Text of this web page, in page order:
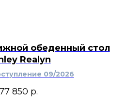
обеденный стол
Realyn
09/2026
850 р.